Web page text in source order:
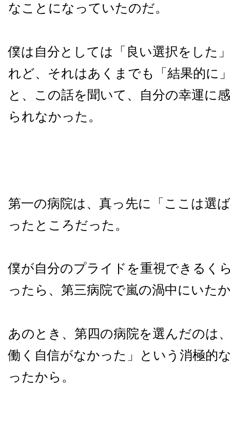
なことになっていたのだ。
僕は自分としては「良い選択をした
れど、それはあくまでも「結果的に
と、この話を聞いて、自分の幸運に
られなかった。
第一の病院は、真っ先に「ここは選
ったところだった。
僕が自分のプライドを重視できるく
ったら、第三病院で嵐の渦中にいた
あのとき、第四の病院を選んだのは
働く自信がなかった」という消極的
ったから。